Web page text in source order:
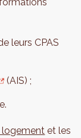
leurs CPAS
(AIS) ;
logement et les